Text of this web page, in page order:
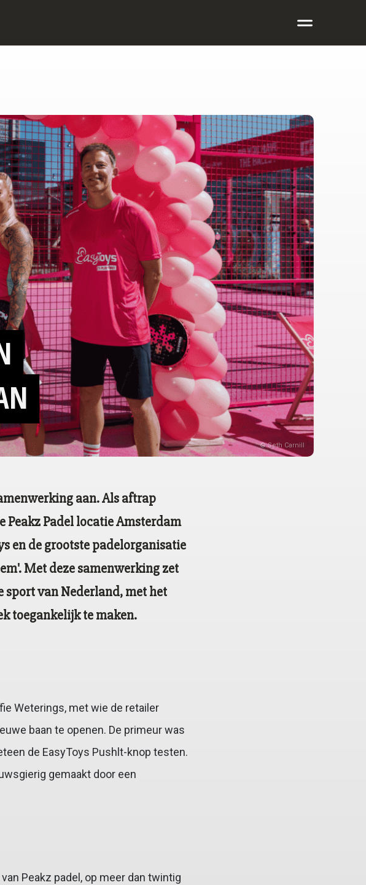
© Seth Carnill
aan. Als aftrap
Peakz Padel locatie Amsterdam
en de grootste padelorganisatie
Met deze samenwerking zet
sport van Nederland, met het
toegankelijk te maken.
Weterings, met wie de retailer
baan te openen. De primeur was
de EasyToys Pushlt-knop testen.
gemaakt door een
Peakz padel, op meer dan twintig